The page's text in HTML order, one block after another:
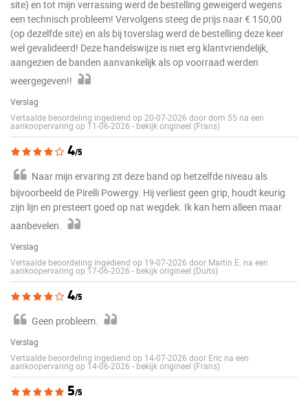
site) en tot mijn verrassing werd de bestelling geweigerd wegens
een technisch probleem! Vervolgens steeg de prijs naar € 150,00
(op dezelfde site) en als bij toverslag werd de bestelling deze keer
wel gevalideerd! Deze handelswijze is niet erg klantvriendelijk,
aangezien de banden aanvankelijk als op voorraad werden
weergegeven!!
Verslag
Vertaalde beoordeling ingediend op 20-07-2026 door dom 55 na een
aankoopervaring op 11-06-2026 - bekijk origineel (Frans)
4/5
Naar mijn ervaring zit deze band op hetzelfde niveau als
bijvoorbeeld de Pirelli Powergy. Hij verliest geen grip, houdt keurig
zijn lijn en presteert goed op nat wegdek. Ik kan hem alleen maar
aanbevelen.
Verslag
Vertaalde beoordeling ingediend op 19-07-2026 door Martin E. na een
aankoopervaring op 17-06-2026 - bekijk origineel (Duits)
4/5
Geen probleem.
Verslag
Vertaalde beoordeling ingediend op 14-07-2026 door Eric na een
aankoopervaring op 14-06-2026 - bekijk origineel (Frans)
5/5